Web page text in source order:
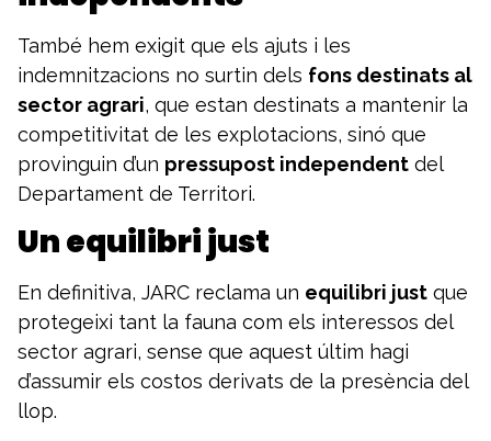
També hem exigit que els ajuts i les
indemnitzacions no surtin dels fons destinats al
sector agrari, que estan destinats a mantenir la
competitivitat de les explotacions, sinó que
provinguin d’un pressupost independent del
Departament de Territori.
Un equilibri just
En definitiva, JARC reclama un equilibri just que
protegeixi tant la fauna com els interessos del
sector agrari, sense que aquest últim hagi
d’assumir els costos derivats de la presència del
llop.